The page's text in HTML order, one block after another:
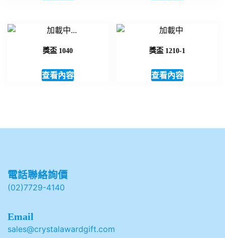
獎盃 1040
查看內容
獎盃 1210-1
查看內容
電話聯絡詢價
(02)7729-4140
Email
sales@crystalawardgift.com